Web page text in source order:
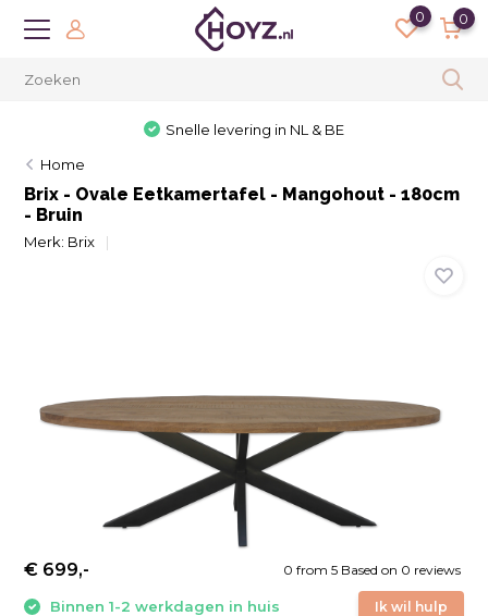
0 0
Snelle levering in NL & BE
Home
Brix - Ovale Eetkamertafel - Mangohout - 180cm
- Bruin
Merk: Brix
0 from 5 Based on 0 reviews
Ik wil hulp
€ 699,-
Binnen 1-2 werkdagen in huis